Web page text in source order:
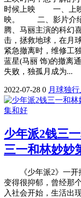
时候上映 一、上
映。 二、影片介
腾、马丽主演的科
击，拯救地球，在月
紧急撤离时，维修工
蓝星(马丽 饰)的撤离
失败，独孤月成为...
2022-07-28 0 月球独行
少年派2钱三
三一和林妙妙
《少年派2》一开
变得很抑郁，曾经那
入社会开始，生活出